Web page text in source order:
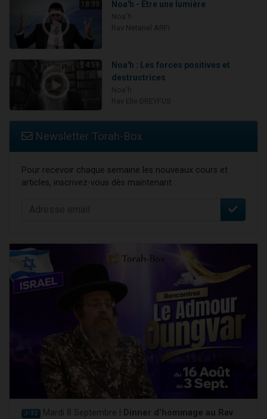
18:33 Noa'h - Être une lumière
4:59
Noa'h : Les forces positives et
destructrices
Newsletter Torah-Box
Pour recevoir chaque semaine les nouveaux cours et
articles, inscrivez-vous dès maintenant :
J-32 Mardi 8 Septembre |
Dinner d'hommage au Rav